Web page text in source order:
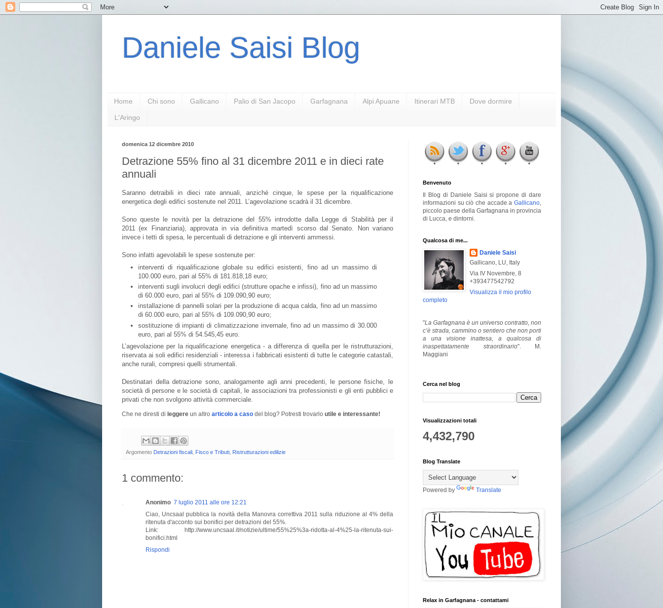
Daniele Saisi Blog
Home Chi sono Gallicano Palio di San Jacopo Garfagnana Alpi Apuane Itinerari MTB Dove dormire
L'Aringo
domenica 12 dicembre 2010
Detrazione 55% fino al 31 dicembre 2011 e in dieci rate
annuali
Saranno detraibili in dieci rate annuali, anziché cinque, le spese per la riqualificazione
energetica degli edifici sostenute nel 2011. L’agevolazione scadrà il 31 dicembre.
Sono queste le novità per la detrazione del 55% introdotte dalla Legge di Stabilità per il
2011 (ex Finanziaria), approvata in via definitiva martedì scorso dal Senato. Non variano
invece i tetti di spesa, le percentuali di detrazione e gli interventi ammessi.
Sono infatti agevolabili le spese sostenute per:
interventi di riqualificazione globale su edifici esistenti, fino ad un massimo di
100.000 euro, pari al 55% di 181.818,18 euro;
interventi sugli involucri degli edifici (strutture opache e infissi), fino ad un massimo
di 60.000 euro, pari al 55% di 109.090,90 euro;
installazione di pannelli solari per la produzione di acqua calda, fino ad un massimo
di 60.000 euro, pari al 55% di 109.090,90 euro;
sostituzione di impianti di climatizzazione invernale, fino ad un massimo di 30.000
euro, pari al 55% di 54.545,45 euro.
L’agevolazione per la riqualificazione energetica - a differenza di quella per le ristrutturazioni,
riservata ai soli edifici residenziali - interessa i fabbricati esistenti di tutte le categorie catastali,
anche rurali, compresi quelli strumentali.
Destinatari della detrazione sono, analogamente agli anni precedenti, le persone fisiche, le
società di persone e le società di capitali, le associazioni tra professionisti e gli enti pubblici e
privati che non svolgono attività commerciale.
Che ne diresti di leggere un altro articolo a caso del blog? Potresti trovarlo utile e interessante!
Argomento Detrazioni fiscali Fisco e Tributi Ristrutturazioni edilizie
1 commento:
Anonimo 7 luglio 2011 alle ore 12:21
Ciao, Uncsaal pubblica la novità della Manovra correttiva 2011 sulla riduzione al 4% della
ritenuta d'acconto sui bonifici per detrazioni del 55%.
Link: http://www.uncsaal.it/notizie/ultime/55%25%3a-ridotta-al-4%25-la-ritenuta-sui-
bonifici.html
Rispondi
Benvenuto
Il Blog di Daniele Saisi si propone di dare
informazioni su ciò che accade a Gallicano
piccolo paese della Garfagnana in provincia
di Lucca, e dintorni.
Qualcosa di me...
Daniele Saisi
Gallicano, LU, Italy
Via IV Novembre, 8
+393477542792
Visualizza il mio profilo
completo
"La Garfagnana è un universo contratto, non
c’è strada, cammino o sentiero che non porti
a una visione inattesa, a qualcosa di
inaspettatamente straordinario". M.
Maggiani
Cerca nel blog
Visualizzazioni totali
4,432,790
Blog Translate
Powered by Translate
Relax in Garfagnana - contattami